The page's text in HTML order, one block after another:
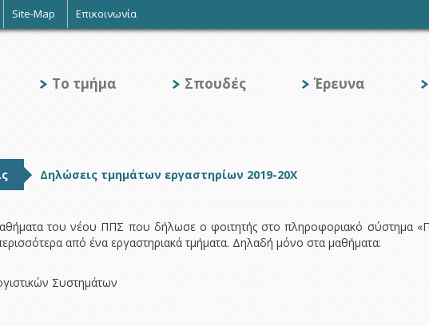
Site-Map Επικοινωνία
Το τμήμα Σπουδές Έρευνα
Δηλώσεις τμημάτων εργαστηρίων 2019-20Χ
του νέου ΠΠΣ που δήλωσε ο φοιτητής στο πληροφοριακό σύστημα
από ένα εργαστηριακά τμήματα. Δηλαδή μόνο στα μαθήματα:
Συστημάτων